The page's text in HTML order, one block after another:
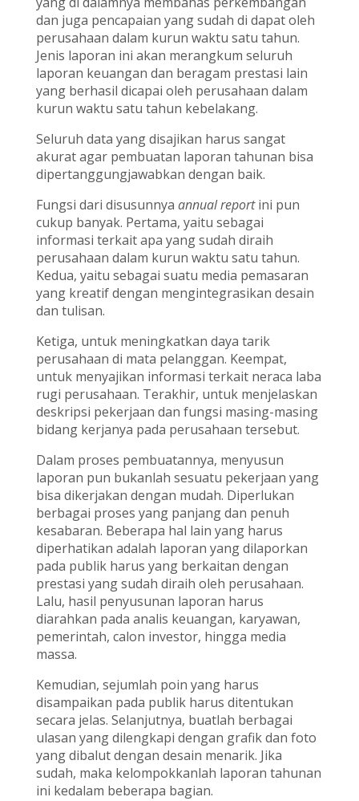
dan juga pencapaian yang sudah di dapat oleh
perusahaan dalam kurun waktu satu tahun.
Jenis laporan ini akan merangkum seluruh
laporan keuangan dan beragam prestasi lain
yang berhasil dicapai oleh perusahaan dalam
kurun waktu satu tahun kebelakang.
Seluruh data yang disajikan harus sangat
akurat agar pembuatan laporan tahunan bisa
dipertanggungjawabkan dengan baik.
Fungsi dari disusunnya annual reportini pun
cukup banyak. Pertama, yaitu sebagai
informasi terkait apa yang sudah diraih
perusahaan dalam kurun waktu satu tahun.
Kedua, yaitu sebagai suatu media pemasaran
yang kreatif dengan mengintegrasikan desain
dan tulisan.
Ketiga, untuk meningkatkan daya tarik
perusahaan di mata pelanggan. Keempat,
untuk menyajikan informasi terkait neraca laba
rugi perusahaan. Terakhir, untuk menjelaskan
deskripsi pekerjaan dan fungsi masing-masing
bidang kerjanya pada perusahaan tersebut.
Dalam proses pembuatannya, menyusun
laporan pun bukanlah sesuatu pekerjaan yang
bisa dikerjakan dengan mudah. Diperlukan
berbagai proses yang panjang dan penuh
kesabaran. Beberapa hal lain yang harus
diperhatikan adalah laporan yang dilaporkan
pada publik harus yang berkaitan dengan
prestasi yang sudah diraih oleh perusahaan.
Lalu, hasil penyusunan laporan harus
diarahkan pada analis keuangan, karyawan,
pemerintah, calon investor, hingga media
massa.
Kemudian, sejumlah poin yang harus
disampaikan pada publik harus ditentukan
secara jelas. Selanjutnya, buatlah berbagai
ulasan yang dilengkapi dengan grafik dan foto
yang dibalut dengan desain menarik. Jika
sudah, maka kelompokkanlah laporan tahunan
ini kedalam beberapa bagian.